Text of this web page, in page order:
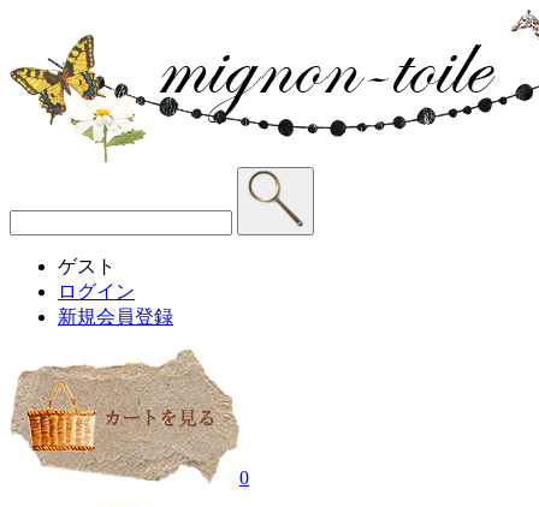
ゲスト
ログイン
新規会員登録
0